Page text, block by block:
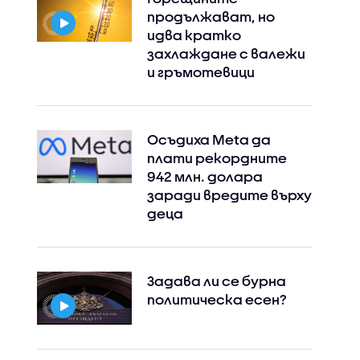
продължават, но
идва кратко
захлаждане с валежи
и гръмотевици
Осъдиха Meta да
плати рекордните
942 млн. долара
заради вредите върху
деца
Задава ли се бурна
политическа есен?